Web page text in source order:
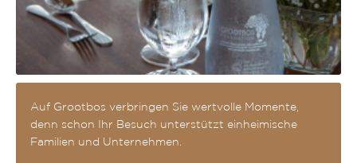
Auf Grootbos verbringen Sie wertvolle Momente,
denn schon Ihr Besuch unterstützt einheimische
Familien und Unternehmen.